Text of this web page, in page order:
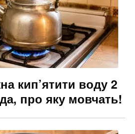
кип’ятити воду 2
про яку мовчать!